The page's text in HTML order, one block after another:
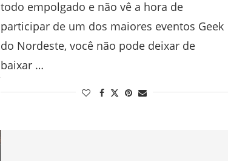
todo empolgado e não vê a hora de
participar de um dos maiores eventos Geek
do Nordeste, você não pode deixar de
baixar …